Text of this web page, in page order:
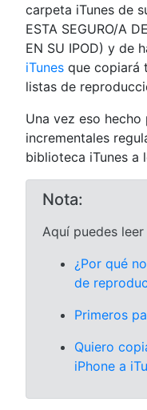
carpeta iTunes de
ESTA SEGURO/A
EN SU IPOD) y de
iTunes que copiará
listas de
Una vez eso
incrementales
biblioteca iTunes a
Nota:
Aquí puedes
¿Por qué
de
Primeros
Quiero
iPhone a